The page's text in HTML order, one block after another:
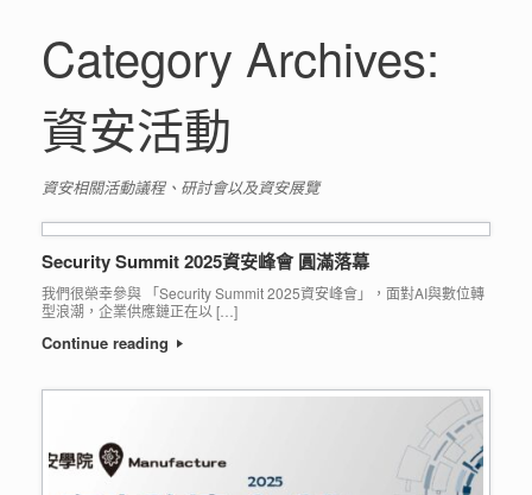
Category Archives:
資安活動
資安相關活動議程、研討會以及資安展覽
Security Summit 2025資安峰會 圓滿落幕
我們很榮幸參與 「Security Summit 2025資安峰會」，面對AI與數位轉
型浪潮，企業供應鏈正在以 […]
Continue reading